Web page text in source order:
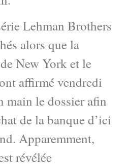
Lehman Brothers
alors que la
New York et le
affirmé vendredi
main le dossier afin
de la banque d’ici
Apparemment,
révélée